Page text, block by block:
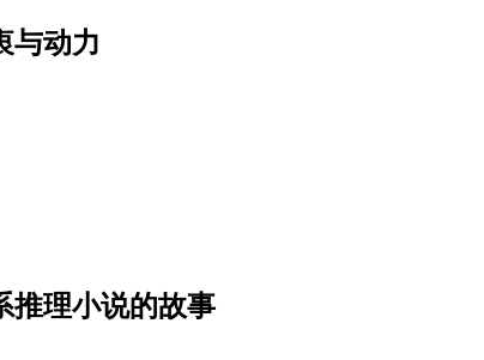
与动力
推理小说的故事